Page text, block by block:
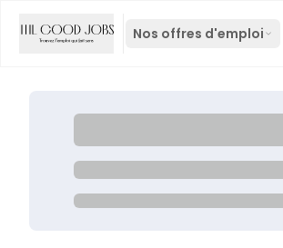
Nos offres d'emploi